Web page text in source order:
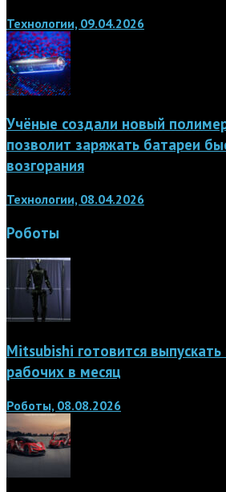
Технологии, 09.04.2026
Учёные создали новый
позволит заряжать батареи
возгорания
Технологии, 08.04.2026
Роботы
Mitsubishi готовится
рабочих в месяц
Роботы, 08.08.2026